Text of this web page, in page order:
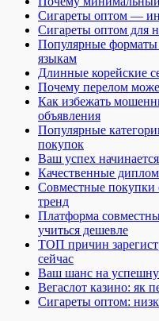
Сигареты оптом —
Сигареты оптом для
Популярные
языкам
Длинные корейские
Почему перелом
Как избежать
объявления
Популярные
покупок
Ваш успех
Качественные
Совместные
тренд
Платформа
учиться дешевле
ТОП причин
сейчас
Ваш шанс на
Вегаслот казино: як
Сигареты оптом: